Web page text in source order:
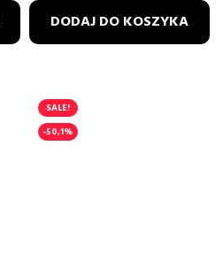
DODAJ DO KOSZYKA
SALE!
-50,1%